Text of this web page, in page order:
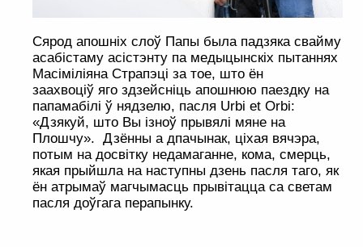
Сярод апошніх слоў Папы была падзяка свайму
асабістаму асістэнту па медыцынскіх пытаннях
Масіміліяна Страпэці за тое, што ён
заахвоціў яго здзейсніць апошнюю паездку на
папамабілі ў нядзелю, пасля Urbi et Orbi:
«Дзякуй, што Вы ізноў прывялі мяне на
Плошчу». Дзённы а дпачынак, ціхая вячэра,
потым на досвітку недамаганне, кома, смерць,
якая прыйшла на наступны дзень пасля таго, як
ён атрымаў магчымасць прывітацца са светам
пасля доўгага перапынку.